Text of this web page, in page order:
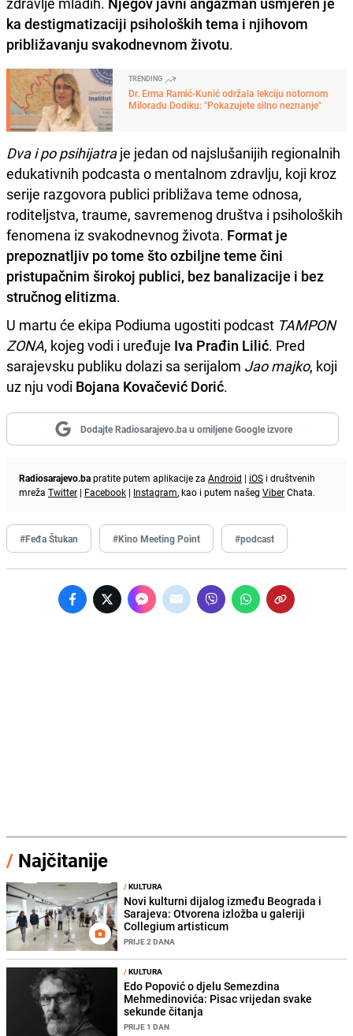
ka destigmatizaciji psiholoških tema i njihovom
približavanju svakodnevnom životu.
TRENDING
Dr. Erma Ramić-Kunić održala lekciju notornom
Miloradu Dodiku: "Pokazujete silno neznanje"
Dva i po psihijatraje jedan od najslušanijih regionalnih
edukativnih podcasta o mentalnom zdravlju, koji kroz
serije razgovora publici približava teme odnosa,
roditeljstva, traume, savremenog društva i psiholoških
fenomena iz svakodnevnog života. Format je
prepoznatljiv po tome što ozbiljne teme čini
pristupačnim širokoj publici, bez banalizacije i bez
stručnog elitizma.
U martu će ekipa Podiuma ugostiti podcast TAMPON
ZONA, kojeg vodi i uređuje Iva Prađin Lilić. Pred
sarajevsku publiku dolazi sa serijalom Jao majko, koji
uz nju vodi Bojana Kovačević Dorić.
Dodajte Radiosarajevo.ba u omiljene Google izvore
Radiosarajevo.bapratite putem aplikacije za Android | iOS i društvenih
mreža Twitter | Facebook | Instagram, kao i putem našeg ViberChata.
#Feđa Štukan #Kino Meeting Point #podcast
/ Najčitanije
/KULTURA
Novi kulturni dijalog između Beograda i
Sarajeva: Otvorena izložba u galeriji
Collegium artisticum
PRIJE 2 DANA
/KULTURA
Edo Popović o djelu Semezdina
Mehmedinovića: Pisac vrijedan svake
sekunde čitanja
PRIJE 1 DAN